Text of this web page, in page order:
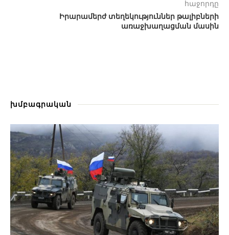
հաջորդը
Իրարամերժ տեղեկություններ թալիբների
առաջխաղացման մասին
խմբագրական